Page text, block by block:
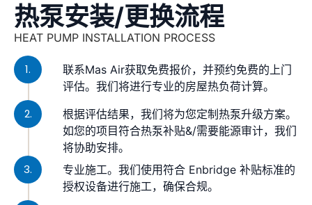
热泵安装/更换流程
HEAT PUMP INSTALLATION PROCESS
1.
联系Mas Air获取免费报价，并预约免费的上门
评估。我们将进行专业的房屋热负荷计算。
2.
根据评估结果，我们将为您定制热泵升级方案。
如您的项目符合热泵补贴&/需要能源审计，我们
将协助安排。
3.
专业施工。我们使用符合 Enbridge 补贴标准的
授权设备进行施工，确保合规。